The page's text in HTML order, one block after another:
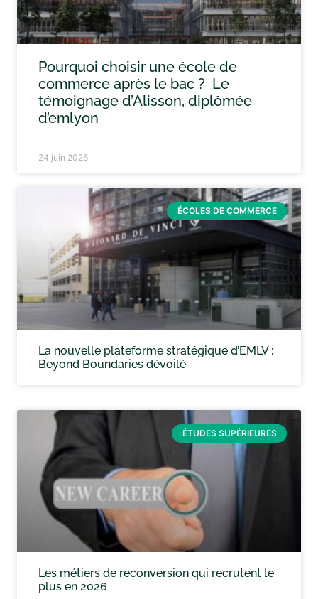
Pourquoi choisir une école de
commerce après le bac ? Le
témoignage d’Alisson, diplômée
d’emlyon
24 juin 2026
ÉCOLES DE COMMERCE
La nouvelle plateforme stratégique d’EMLV :
Beyond Boundaries dévoilé
ÉTUDES SUPÉRIEURES
Les métiers de reconversion qui recrutent le
plus en 2026